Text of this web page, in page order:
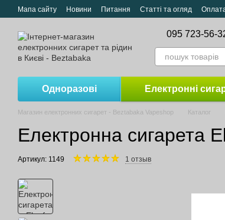
Перейти до основного контенту
Мапа сайту Новини Питання Статті та огляд
095 723-56-
Одноразові Електронні
Магазин електронних сигарет - Beztabaka Vapeshop Каталог
Електронна сигарета
Артикул: 1149 1 отзыв